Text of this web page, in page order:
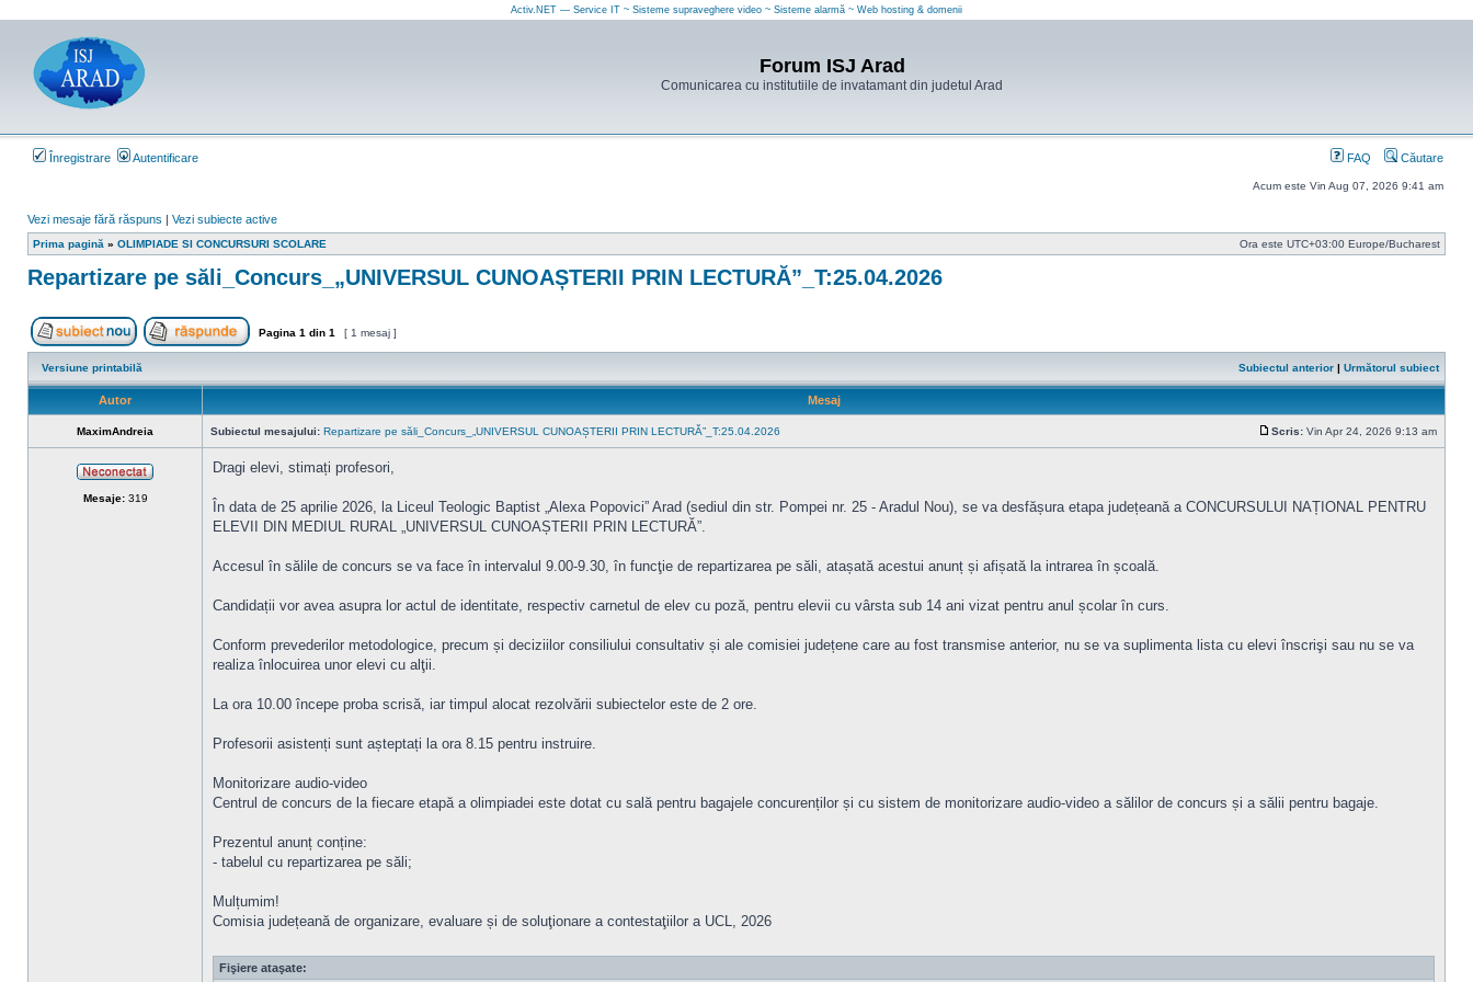
Activ.NET — Service IT ~ Sisteme supraveghere video ~ Sisteme alarmă ~ Web hosting & domenii
Forum ISJ Arad
Comunicarea cu institutiile de invatamant din judetul Arad
Înregistrare Autentificare FAQ Căutare
Acum este Vin Aug 07, 2026 9:41 am
Vezi mesaje fără răspuns | Vezi subiecte active
Prima pagină » OLIMPIADE SI CONCURSURI SCOLARE Ora este UTC+03:00 Europe/Bucharest
Repartizare pe săli_Concurs_„UNIVERSUL CUNOAȘTERII PRIN LECTURĂ”_T:25.04.2026
Scrie un subiect nou Răspunde la subiect
Pagina 1 din 1 [ 1 mesaj ]
Versiune printabilă Subiectul anterior | Următorul subiect
Autor Mesaj
MaximAndreia Subiectul mesajului: Repartizare pe săli_Concurs_„UNIVERSUL CUNOAȘTERII PRIN LECTURĂ”_T:25.04.2026
Scris: Vin Apr 24, 2026 9:13 am
Mesaje:319
Dragi elevi, stimați profesori,
În data de 25 aprilie 2026, la Liceul Teologic Baptist „Alexa Popovici” Arad (sediul din str. Pompei nr. 25 - Aradul Nou), se va desfășura etapa județeană a CONCURSULUI NAȚIONAL PENTRU
ELEVII DIN MEDIUL RURAL „UNIVERSUL CUNOAȘTERII PRIN LECTURĂ”.
Accesul în sălile de concurs se va face în intervalul 9.00-9.30, în funcţie de repartizarea pe săli, atașată acestui anunț și afișată la intrarea în școală.
Candidații vor avea asupra lor actul de identitate, respectiv carnetul de elev cu poză, pentru elevii cu vârsta sub 14 ani vizat pentru anul școlar în curs.
Conform prevederilor metodologice, precum și deciziilor consiliului consultativ și ale comisiei județene care au fost transmise anterior, nu se va suplimenta lista cu elevi înscrişi sau nu se va
realiza înlocuirea unor elevi cu alţii.
La ora 10.00 începe proba scrisă, iar timpul alocat rezolvării subiectelor este de 2 ore.
Profesorii asistenți sunt așteptați la ora 8.15 pentru instruire.
Monitorizare audio-video
Centrul de concurs de la fiecare etapă a olimpiadei este dotat cu sală pentru bagajele concurenților și cu sistem de monitorizare audio-video a sălilor de concurs și a sălii pentru bagaje.
Prezentul anunț conține:
- tabelul cu repartizarea pe săli;
Mulțumim!
Comisia județeană de organizare, evaluare și de soluţionare a contestaţiilor a UCL, 2026
Fişiere ataşate: